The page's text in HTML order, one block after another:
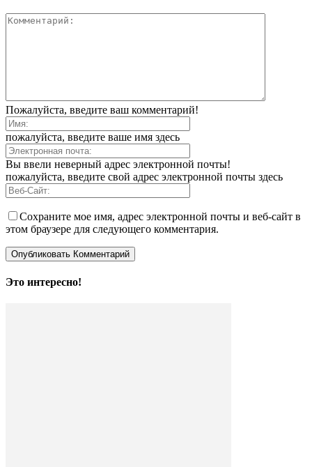
Пожалуйста, введите ваш комментарий!
пожалуйста, введите ваше имя здесь
Вы ввели неверный адрес электронной почты!
пожалуйста, введите свой адрес электронной почты здесь
Сохраните мое имя, адрес электронной почты и веб-сайт в
этом браузере для следующего комментария.
Это интересно!